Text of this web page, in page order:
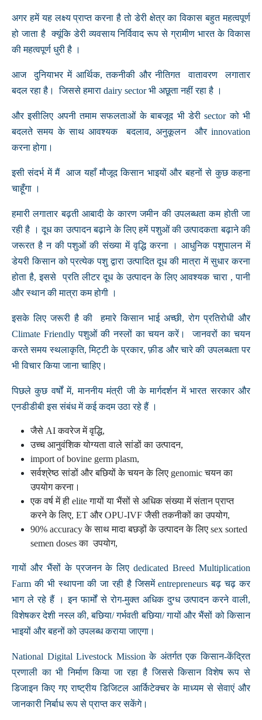
अगर हमें यह लक्ष्य प्राप्त करना है तो डेरी क्षेत्र का विकास बहुत महत्वपूर्ण
हो जाता है क्यूंकि डेरी व्यवसाय निर्विवाद रूप से ग्रामीण भारत के विकास
की महत्वपूर्ण धुरी है ।
आज दुनियाभर में आर्थिक, तकनीकी और नीतिगत वातावरण लगातार
बदल रहा है। जिससे हमारा dairy sector भी अछूता नहीं रहा है ।
और इसीलिए अपनी तमाम सफलताओं के बाबजूद भी डेरी sector को भी
बदलते समय के साथ आवश्यक बदलाव, अनुकूलन और innovation
करना होगा।
इसी संदर्भ में मैं आज यहाँ मौजूद किसान भाइयों और बहनों से कुछ कहना
चाहूँगा ।
हमारी लगातार बढ़ती आबादी के कारण जमीन की उपलब्धता कम होती जा
रही है । दूध का उत्पादन बढ़ाने के लिए हमें पशुओं की उत्पादकता बढ़ाने की
जरूरत है न की पशुओं की संख्या में वृद्धि करना । आधुनिक पशुपालन में
डेयरी किसान को प्रत्येक पशु द्वारा उत्पादित दूध की मात्रा में सुधार करना
होता है, इससे प्रति लीटर दूध के उत्पादन के लिए आवश्यक चारा , पानी
और स्थान की मात्रा कम होगी ।
इसके लिए जरूरी है की हमारे किसान भाई अच्छी, रोग प्रतिरोधी और
Climate Friendly पशुओं की नस्लों का चयन करें। जानवरों का चयन
करते समय स्थलाकृति, मिट्टी के प्रकार, फ़ीड और चारे की उपलब्धता पर
भी विचार किया जाना चाहिए।
पिछले कुछ वर्षों में, माननीय मंत्री जी के मार्गदर्शन में भारत सरकार और
एनडीडीबी इस संबंध में कई कदम उठा रहे हैं ।
जैसे AI कवरेज में वृद्धि,
उच्च आनुवंशिक योग्यता वाले सांडों का उत्पादन,
import of bovine germ plasm,
सर्वश्रेष्ठ सांडों और बछियों के चयन के लिए genomic चयन का
उपयोग करना।
एक वर्ष में ही elite गायों या भैंसों से अधिक संख्या में संतान प्राप्त
करने के लिए, ET और OPU-IVF जैसी तकनीकों का उपयोग,
90% accuracy के साथ मादा बछड़ों के उत्पादन के लिए sex sorted
semen doses का उपयोग,
गायों और भैंसों के प्रजनन के लिए dedicated Breed Multiplication
Farm की भी स्थापना की जा रही है जिसमें entrepreneurs बढ़ चढ़ कर
भाग ले रहे हैं । इन फार्मों से रोग-मुक्त अधिक दुग्ध उत्पादन करने वाली,
विशेषकर देशी नस्ल की, बछिया/ गर्भवती बछिया/ गायों और भैंसों को किसान
भाइयों और बहनों को उपलब्ध कराया जाएगा।
National Digital Livestock Mission के अंतर्गत एक किसान-केंद्रित
प्रणाली का भी निर्माण किया जा रहा है जिससे किसान विशेष रूप से
डिजाइन किए गए राष्ट्रीय डिजिटल आर्किटेक्चर के माध्यम से सेवाएं और
जानकारी निर्बाध रूप से प्राप्त कर सकेंगे।